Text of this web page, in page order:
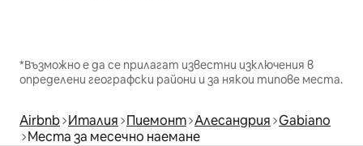
*Възможно е да се прилагат известни изключения в
определени географски райони и за някои типове места.
Airbnb Италия Пиемонт Алесандрия Gabiano
Места за месечно наемане